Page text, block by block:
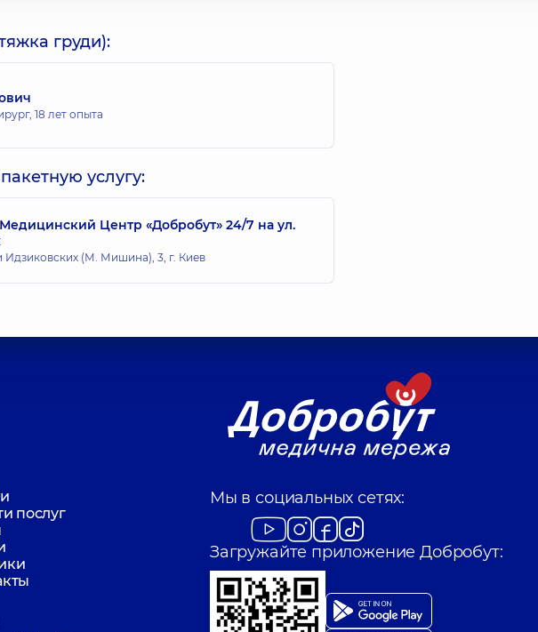
груди):
18 лет опыта
услугу:
Центр «Добробут» 24/7 на ул.
Идзиковских (М. Мишина), 3, г. Киев
послуг
Мы в социальных сетях:
Загружайте приложение Добробут: